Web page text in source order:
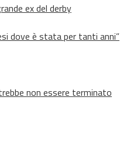
ex del derby
dove è stata per tanti anni”
non essere terminato